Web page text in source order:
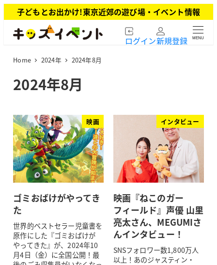
イ
子どもとお出かけ!東京近郊の遊び場・イベント情報
ログイン新規登録 MENU
Home 2024年 2024年8月
2024年8月
映画
ゴミおばけがやってき
た
世界的ベストセラー児童書を
原作にした『ゴミおばけが
やってきた』が、2024年10
月4日（金）に全国公開！最
インタビュー
映画『ねこのガー
フィールド』声優 山里
亮太さん、MEGUMIさ
んインタビュー！
SNSフォロワー数1,800万人
以上！あのジャスティン・